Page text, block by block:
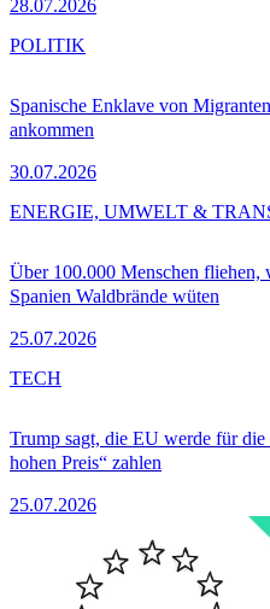
28.07.2026
Spanische Enklave von
ankommen
30.07.2026
POLITIK
Über 100.000 Menschen fliehen,
Spanien Waldbrände wüten
25.07.2026
ENERGIE, UMWELT &
Trump sagt, die EU werde für
hohen Preis“ zahlen
25.07.2026
TECH